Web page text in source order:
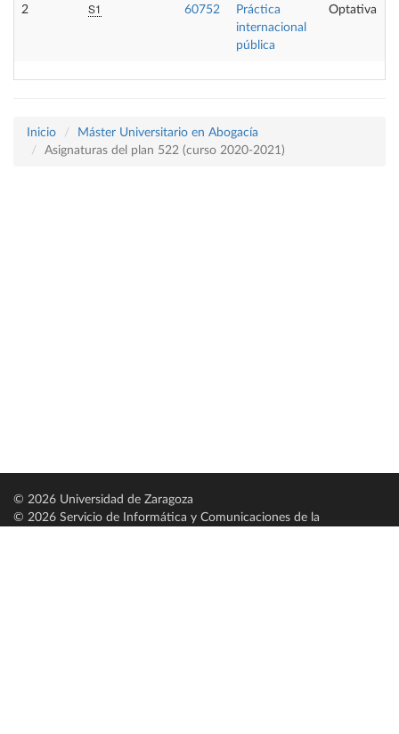
2 S1 60752
Práctica
internacional
pública
Optativa
Inicio
Máster Universitario en Abogacía
Asignaturas del plan 522 (curso 2020-2021)
© 2026 Universidad de Zaragoza
© 2026 Servicio de Informática y Comunicaciones de la